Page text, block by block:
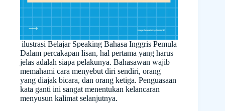
ilustrasi Belajar Speaking Bahasa Inggris Pemula
Dalam percakapan lisan, hal pertama yang harus
jelas adalah siapa pelakunya. Bahasawan wajib
memahami cara menyebut diri sendiri, orang
yang diajak bicara, dan orang ketiga. Penguasaan
kata ganti ini sangat menentukan kelancaran
menyusun kalimat selanjutnya.